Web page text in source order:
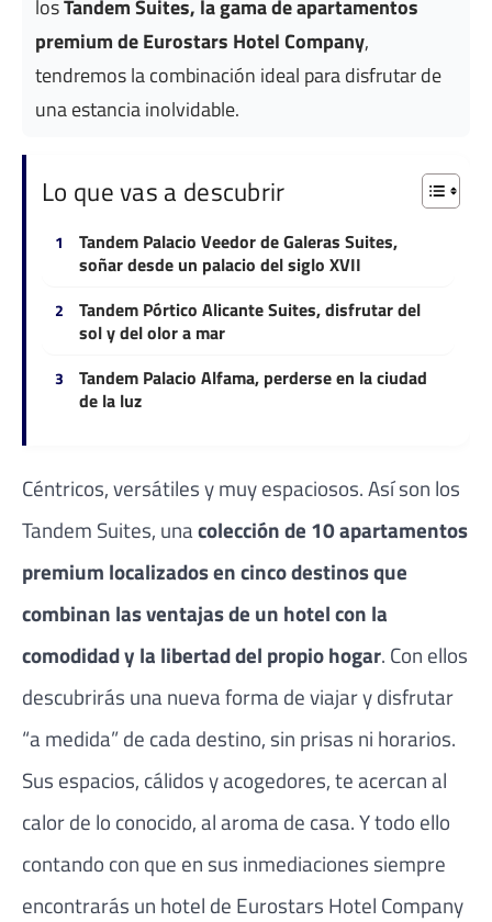
losTandem Suites, la gama de apartamentos
premium de Eurostars Hotel Company,
tendremos la combinación ideal para disfrutar de
una estancia inolvidable.
Lo que vas a descubrir
Tandem Palacio Veedor de Galeras Suites,
soñar desde un palacio del siglo XVII
Tandem Pórtico Alicante Suites, disfrutar del
sol y del olor a mar
Tandem Palacio Alfama, perderse en la ciudad
de la luz
Céntricos, versátiles y muy espaciosos. Así son los
Tandem Suites, unacolección de 10 apartamentos
premium localizados en cinco destinos que
combinan las ventajas de un hotel con la
comodidad y la libertad del propio hogar. Con ellos
descubrirás una nueva forma de viajar y disfrutar
“a medida” de cada destino, sin prisas ni horarios.
Sus espacios, cálidos y acogedores, te acercan al
calor de lo conocido, al aroma de casa. Y todo ello
contando con que en sus inmediaciones siempre
encontrarás un hotel de Eurostars Hotel Company